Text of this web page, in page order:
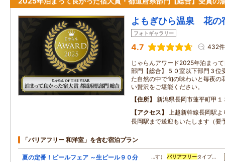
よもぎひら温泉 花
フォトギャラリー
4.7 432件
じゃらんアワード2025年泊まっ
部門【総合】５０室以下部門３位
た自然の中で旬の味わいと毎夜の
い贅沢をご堪能ください。
住所
新潟県長岡市蓬平町甲１
アクセス
上越新幹線長岡駅
長岡駅まで送迎もいたします（要
「バリアフリー 和洋室」を含む宿泊プラン
夏の定番！ビールフェア ～生ビール９０分
…す）バリアフリータイプ…